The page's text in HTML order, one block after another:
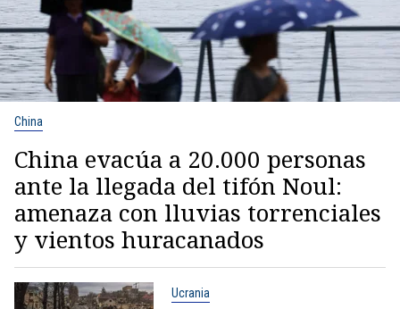
China
China evacúa a 20.000 personas
ante la llegada del tifón Noul:
amenaza con lluvias torrenciales
y vientos huracanados
Ucrania